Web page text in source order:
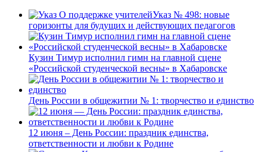
Указ № 498: новые
горизонты для будущих и действующих педагогов
Кузин Тимур исполнил гимн на главной сцене
«Российской студенческой весны» в Хабаровске
День России в общежитии № 1: творчество и единство
12 июня – День России: праздник единства,
ответственности и любви к Родине